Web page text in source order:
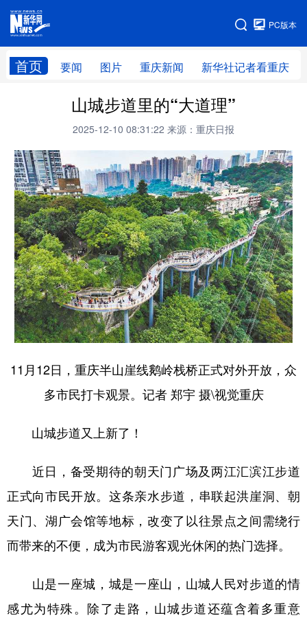
PC版本
首页 要闻 图片 重庆新闻 新华社记者看重庆
网站地图
山城步道里的“大道理”
2025-12-10 08:31:22 来源：重庆日报
11月12日，重庆半山崖线鹅岭栈桥正式对外开放，众
多市民打卡观景。记者 郑宇 摄\视觉重庆
山城步道又上新了！
近日，备受期待的朝天门广场及两江汇滨江步道
正式向市民开放。这条亲水步道，串联起洪崖洞、朝
天门、湖广会馆等地标，改变了以往景点之间需绕行
而带来的不便，成为市民游客观光休闲的热门选择。
山是一座城，城是一座山，山城人民对步道的情
感尤为特殊。除了走路，山城步道还蕴含着多重意